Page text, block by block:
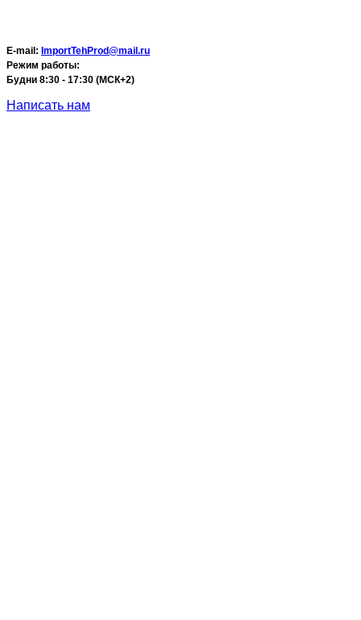
E-mail: ImportTehProd@mail.ru
Режим работы:
Будни 8:30 - 17:30 (МСК+2)
Написать нам